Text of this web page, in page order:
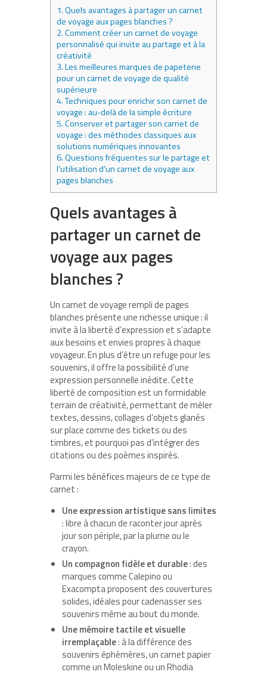
1.Quels avantages à partager un carnet
de voyage aux pages blanches ?
2.Comment créer un carnet de voyage
personnalisé qui invite au partage et à la
créativité
3.Les meilleures marques de papeterie
pour un carnet de voyage de qualité
supérieure
4.Techniques pour enrichir son carnet de
voyage : au-delà de la simple écriture
5.Conserver et partager son carnet de
voyage : des méthodes classiques aux
solutions numériques innovantes
6.Questions fréquentes sur le partage et
l’utilisation d’un carnet de voyage aux
pages blanches
Quels avantages à
partager un carnet de
voyage aux pages
blanches ?
Un carnet de voyage rempli de pages
blanches présente une richesse unique : il
invite à la liberté d’expression et s’adapte
aux besoins et envies propres à chaque
voyageur. En plus d’être un refuge pour les
souvenirs, il offre la possibilité d’une
expression personnelle inédite. Cette
liberté de composition est un formidable
terrain de créativité, permettant de mêler
textes, dessins, collages d’objets glanés
sur place comme des tickets ou des
timbres, et pourquoi pas d’intégrer des
citations ou des poèmes inspirés.
Parmi les bénéfices majeurs de ce type de
carnet :
Une expression artistique sans limites
: libre à chacun de raconter jour après
jour son périple, par la plume ou le
crayon.
Un compagnon fidèle et durable: des
marques comme Calepino ou
Exacompta proposent des couvertures
solides, idéales pour cadenasser ses
souvenirs même au bout du monde.
Une mémoire tactile et visuelle
irremplaçable: à la différence des
souvenirs éphémères, un carnet papier
comme un Moleskine ou un Rhodia